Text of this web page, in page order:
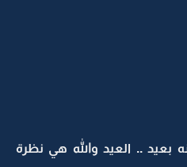
بعيد .. العيد والله هي نظرة